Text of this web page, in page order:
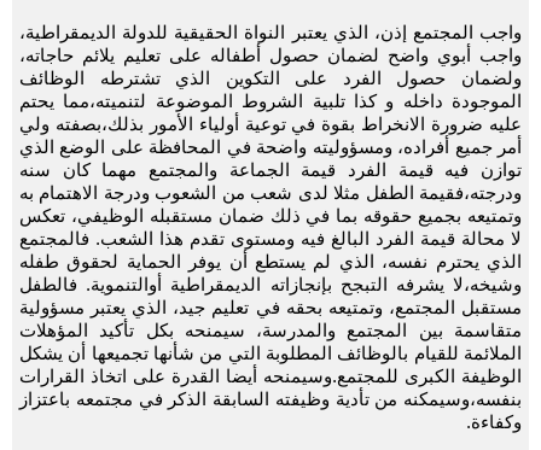
واجب المجتمع إذن، الذي يعتبر النواة الحقيقية للدولة الديمقراطية،
واجب أبوي واضح لضمان حصول أطفاله على تعليم يلائم حاجاته،
ولضمان حصول الفرد على التكوين الذي تشترطه الوظائف
الموجودة داخله و كذا تلبية الشروط الموضوعة لتنميته،مما يحتم
عليه ضرورة الانخراط بقوة في توعية أولياء الأمور بذلك،بصفته ولي
أمر جميع أفراده، ومسؤوليته واضحة في المحافظة على الوضع الذي
توازن فيه قيمة الفرد قيمة الجماعة والمجتمع مهما كان سنه
ودرجته،فقيمة الطفل مثلا لدى شعب من الشعوب ودرجة الاهتمام به
وتمتيعه بجميع حقوقه بما في ذلك ضمان مستقبله الوظيفي، تعكس
لا محالة قيمة الفرد البالغ فيه ومستوى تقدم هذا الشعب. فالمجتمع
الذي يحترم نفسه، الذي لم يستطع أن يوفر الحماية لحقوق طفله
وشيخه،لا يشرفه التبجح بإنجازاته الديمقراطية أوالتنموية. فالطفل
مستقبل المجتمع، وتمتيعه بحقه في تعليم جيد، الذي يعتبر مسؤولية
متقاسمة بين المجتمع والمدرسة، سيمنحه بكل تأكيد المؤهلات
الملائمة للقيام بالوظائف المطلوبة التي من شأنها تجميعها أن يشكل
الوظيفة الكبرى للمجتمع.وسيمنحه أيضا القدرة على اتخاذ القرارات
بنفسه،وسيمكنه من تأدية وظيفته السابقة الذكر في مجتمعه باعتزاز
وكفاءة.